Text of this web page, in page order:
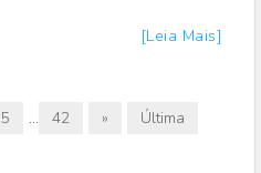
[Leia Mais]
5 ... 42 » Última